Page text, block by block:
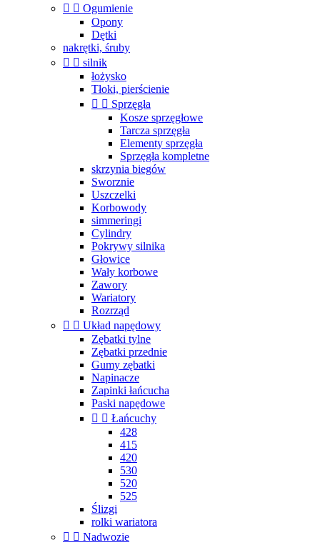
  Ogumienie
Opony
Dętki
nakrętki, śruby
  silnik
łożysko
Tłoki, pierścienie
  Sprzęgła
Kosze sprzęgłowe
Tarcza sprzęgła
Elementy sprzęgła
Sprzęgła kompletne
skrzynia biegów
Sworznie
Uszczelki
Korbowody
simmeringi
Cylindry
Pokrywy silnika
Głowice
Wały korbowe
Zawory
Wariatory
Rozrząd
  Układ napędowy
Zębatki tylne
Zębatki przednie
Gumy zębatki
Napinacze
Zapinki łańcucha
Paski napędowe
  Łańcuchy
428
415
420
530
520
525
Ślizgi
rolki wariatora
  Nadwozie